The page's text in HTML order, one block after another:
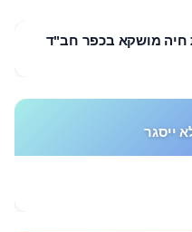
חיה מושקא בכפר חב"ד
ייסגר